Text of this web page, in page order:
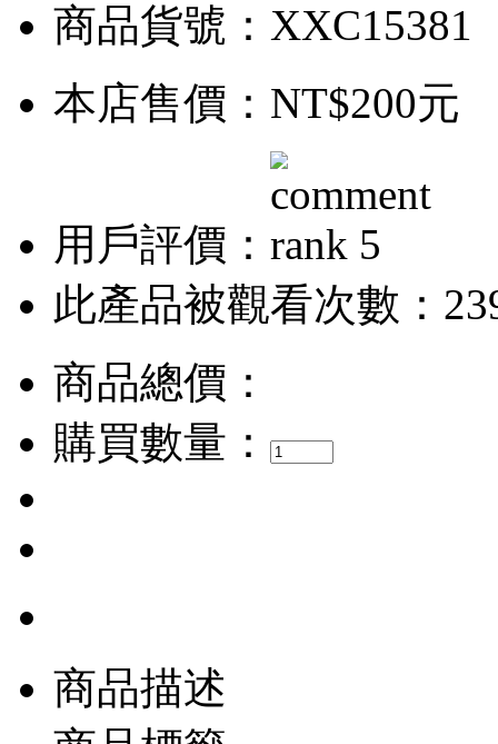
商品貨號：XXC15381
本店售價： NT$200元
用戶評價：
此產品被觀看次數：
商品總價：
購買數量：
商品描述